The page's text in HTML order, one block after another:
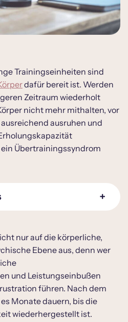
Trainingseinheiten sind
dafür bereit ist. Werden
Zeitraum wiederholt
nicht mehr mithalten, vor
ausruhen und
Übertrainingssyndrom
Überlastungssyndroms
diagnostiziert,
– die Risikofaktoren
nur auf die körperliche,
Ebene aus, denn wer
und Leistungseinbußen
führen. Nach dem
Monate dauern, bis die
wiederhergestellt ist.